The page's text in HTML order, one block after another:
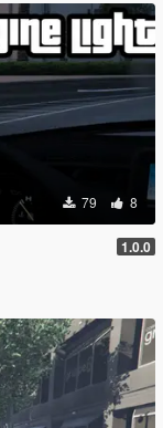
79 8
1.0.0